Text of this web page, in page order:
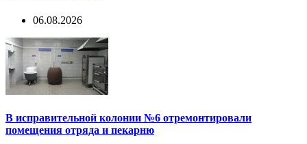
06.08.2026
В исправительной колонии №6 отремонтировали
помещения отряда и пекарню